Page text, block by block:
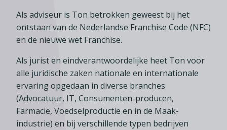
Als adviseur is Ton betrokken geweest bij het
ontstaan van de Nederlandse Franchise Code (NFC)
en de nieuwe wet Franchise.
Als jurist en eindverantwoordelijke heet Ton voor
alle juridische zaken nationale en internationale
ervaring opgedaan in diverse branches
(Advocatuur, IT, Consumenten-producen,
Farmacie, Voedselproductie en in de Maak-
industrie) en bij verschillende typen bedrijven